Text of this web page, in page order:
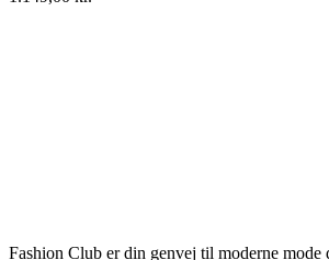
Fashion Club er din genvej til moderne mode